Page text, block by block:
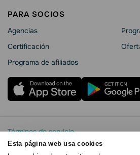
Esta página web usa cookies
PARA SOCIOS
Agencias
Certificación
Programa de afiliados
Términos de servicio
Política de privacidad